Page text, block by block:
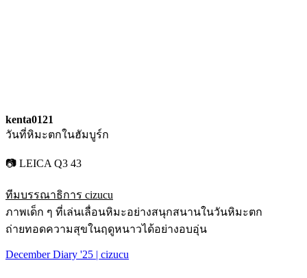
kenta0121
วันที่หิมะตกในฮัมบูร์ก
📷 LEICA Q3 43
ทีมบรรณาธิการ cizucu
ภาพเด็ก ๆ ที่เล่นเลื่อนหิมะอย่างสนุกสนานในวันหิมะตก
ถ่ายทอดความสุขในฤดูหนาวได้อย่างอบอุ่น
December Diary '25 | cizucu